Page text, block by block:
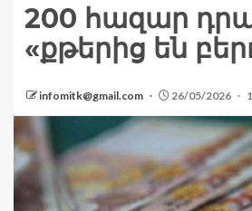
200 հազար
«քթերից են
infomitk@gmail.com 26/05/2026